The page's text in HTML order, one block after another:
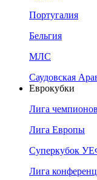
Португалия
Бельгия
МЛС
Саудовская
Еврокубки
Лига чемпионов
Лига Европы
Суперкубок
Лига